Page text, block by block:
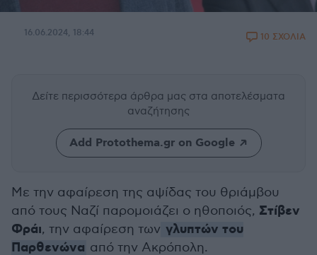
16.06.2024, 18:44 10 ΣΧΟΛΙΑ
Δείτε περισσότερα άρθρα μας στα αποτελέσματα
αναζήτησης
Add Protothema.gr on Google
Με την αφαίρεση της αψίδας του θριάμβου
από τους Ναζί παρομοιάζει ο ηθοποιός, Στίβεν
Φράι, την αφαίρεση των γλυπτών του
Παρθενώνα από την Ακρόπολη.